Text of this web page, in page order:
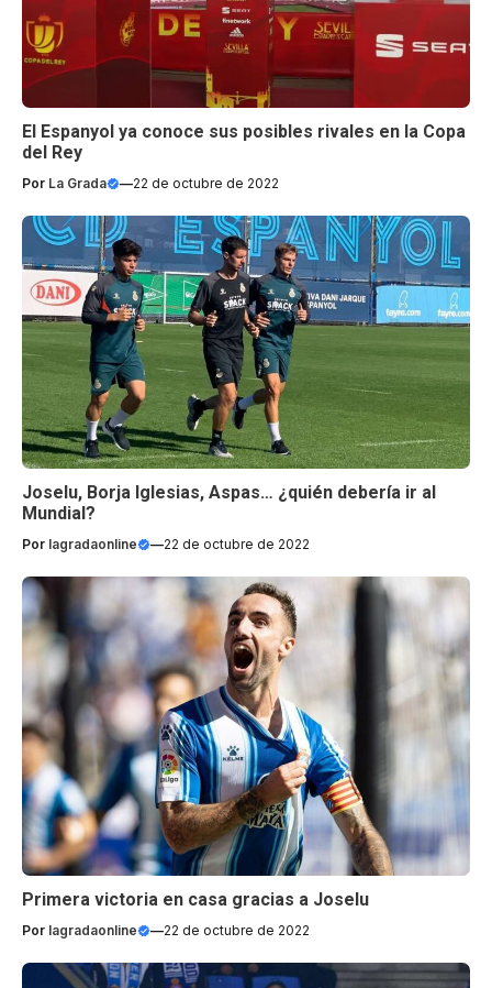
El Espanyol ya conoce sus posibles rivales en la Copa
del Rey
Por La Grada —22 de octubre de 2022
Joselu, Borja Iglesias, Aspas… ¿quién debería ir al
Mundial?
Por lagradaonline —22 de octubre de 2022
Primera victoria en casa gracias a Joselu
Por lagradaonline —22 de octubre de 2022